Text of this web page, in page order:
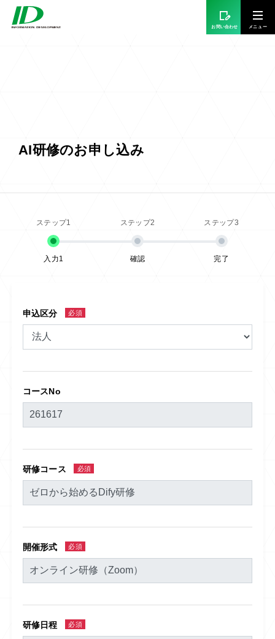
お問い合わせ
AI研修のお申し込み
入力1 確認 完了
申込区分 必須
コースNo
研修コース 必須
開催形式 必須
研修日程 必須